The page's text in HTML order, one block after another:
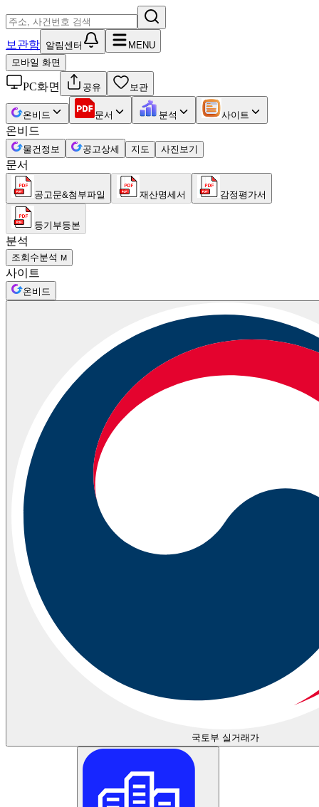
보관함 알림센터
MENU
모바일 화면
PC화면 공유 보관
온비드 문서 분석 사이트
온비드
물건정보 공고상세 지도 사진보기
문서
공고문&첨부파일 재산명세서 감정평가서
등기부등본
분석
조회수분석 M
사이트
온비드
국토부 실거래가